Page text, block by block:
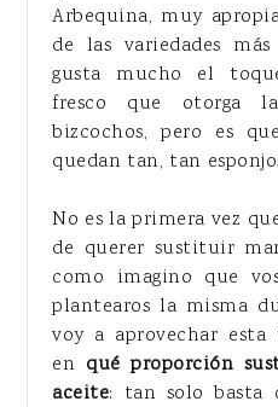
Arbequina, muy
de las variedades
gusta mucho el
fresco que otorga
bizcochos, pero es
quedan tan, tan
No es la primera vez
de querer sustituir
como imagino que
plantearos la misma
voy a aprovechar
en qué proporción
aceite: tan solo basta